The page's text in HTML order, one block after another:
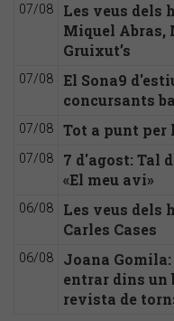
07/08
Les veus dels
Miquel Abras,
Gruixut’s
07/08
El Sona9
concursants
07/08 Tot a punt per
07/08
7 d'agost: Tal
«El meu avi»
06/08
Les veus dels
Carles Cases
06/08
Joana Gomila:
entrar dins un
revista de